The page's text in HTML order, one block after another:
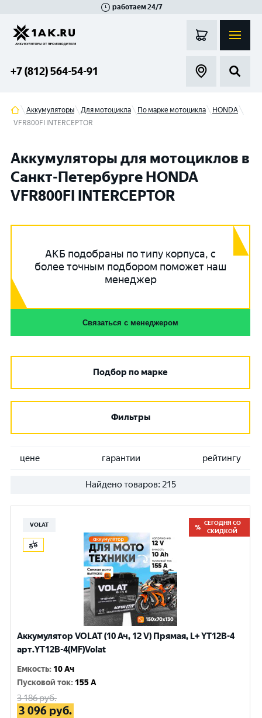
работаем 24/7
+7 (812) 564-54-91
Аккумуляторы Для мотоцикла По марке мотоцикла
HONDA
VFR800FI INTERCEPTOR
Аккумуляторы для мотоциклов в
Санкт-Петербурге HONDA
VFR800FI INTERCEPTOR
АКБ подобраны по типу корпуса, с
более точным подбором поможет наш
менеджер
Связаться с менеджером
Подбор по марке
Фильтры
цене гарантии рейтингу
Найдено товаров: 215
VOLAT
СЕГОДНЯ СО
СКИДКОЙ
Аккумулятор VOLAT (10 Ач, 12 V) Прямая, L+ YT12B-4
арт.YT12B-4(MF)Volat
Емкость: 10 Ач
Пусковой ток: 155 A
3 186руб.
3 096 руб.
Гатчина